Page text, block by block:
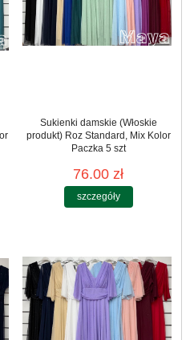
Sukienki damskie (Włoskie
produkt) Roz Standard, Mix Kolor
Paczka 5 szt
76.00 zł
szczegóły